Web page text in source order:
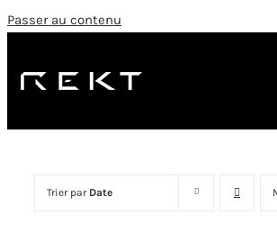
Passer au contenu
Trier par Date